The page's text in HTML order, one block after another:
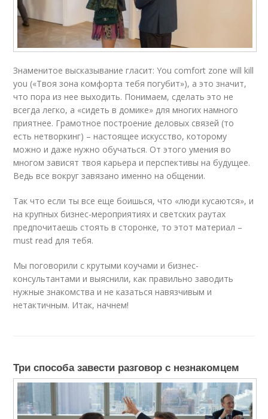
Знаменитое высказывание гласит: You comfort zone will kill
you («Твоя зона комфорта тебя погубит»), а это значит,
что пора из нее выходить. Понимаем, сделать это не
всегда легко, а «сидеть в домике» для многих намного
приятнее. Грамотное построение деловых связей (то
есть нетворкинг) – настоящее искусство, которому
можно и даже нужно обучаться. От этого умения во
многом зависят твоя карьера и перспективы на будущее.
Ведь все вокруг завязано именно на общении.
Так что если ты все еще боишься, что «люди кусаются», и
на крупных бизнес-мероприятиях и светских раутах
предпочитаешь стоять в сторонке, то этот материал –
must read для тебя.
Мы поговорили с крутыми коучами и бизнес-
консультантами и выяснили, как правильно заводить
нужные знакомства и не казаться навязчивым и
нетактичным. Итак, начнем!
Три способа завести разговор с незнакомцем